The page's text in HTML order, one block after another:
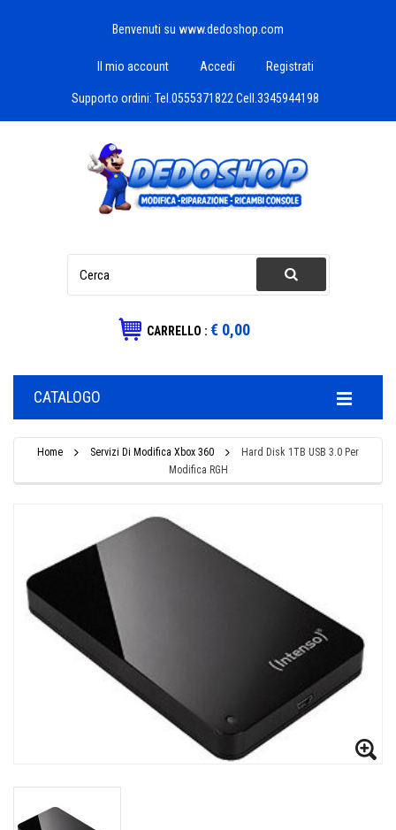
Benvenuti su www.dedoshop.com
Il mio account Accedi Registrati
Supporto ordini: Tel.0555371822 Cell.3345944198
CARRELLO : € 0,00
CATALOGO
Home Servizi Di Modifica Xbox 360
Hard Disk 1TB USB 3.0 Per
Modifica RGH